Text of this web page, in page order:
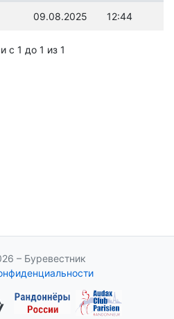
09.08.2025 12:44
с 1 до 1 из 1
– Буревестник